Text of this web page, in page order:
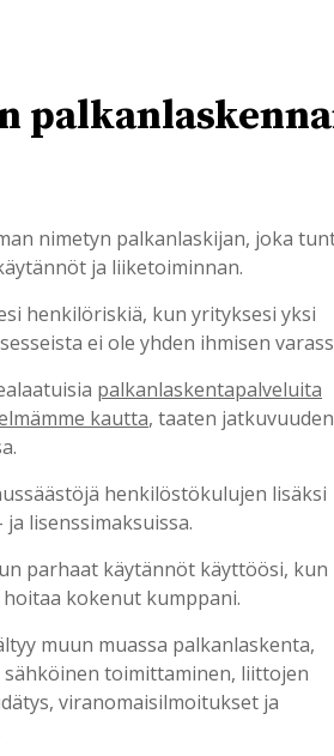
nimetyn palkanlaskijan, joka
ja liiketoiminnan.
henkilöriskiä, kun yrityksesi yksi
ei ole yhden ihmisen
palkanlaskentapalveluita
kautta, taaten jatkuvuuden
henkilöstökulujen lisäksi
lisenssimaksuissa.
parhaat käytännöt käyttöösi, kun
kokenut kumppani.
muun muassa palkanlaskenta,
sähköinen toimittaminen, liittojen
viranomaisilmoitukset ja